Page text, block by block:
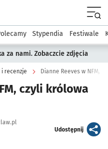
podserwis: Kultura
Stypendia Festiwale
za nami. Zobaczcie zdjęcia
i recenzje Dianne Reeves w NFM,
czyli królowa
Udostępnijartykuł